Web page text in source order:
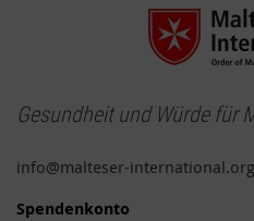
Gesundheit und Würde für
info@malteser-international.org
Spendenkonto